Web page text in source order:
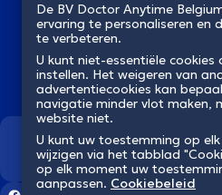
Wij
De BV Doctor Anytime
ervaring te personaliseren en
te verbeteren.
U kunt niet-essentiële
instellen. Het weigeren van
advertentiecookies kan
navigatie minder vlot maken,
website niet.
U kunt uw toestemming op
wijzigen via het tabblad
op elk moment uw
aanpassen. Cookiebeleid